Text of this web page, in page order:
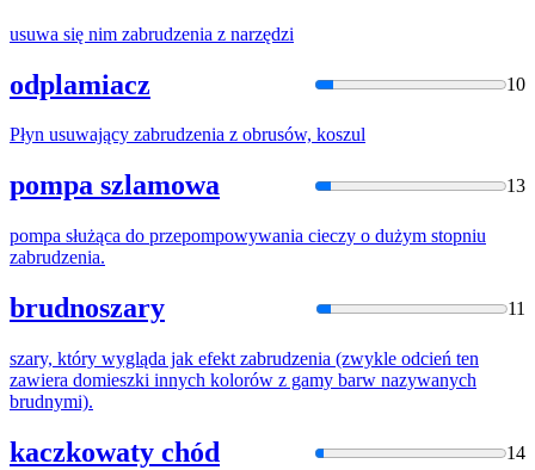
usuwa się nim zabrudzenia z narzędzi
odplamiacz 10
Płyn usuwający zabrudzenia z obrusów, koszul
pompa szlamowa 13
pompa służąca do przepompowywania cieczy o dużym stopniu
zabrudzenia.
brudnoszary 11
szary, który wygląda jak efekt zabrudzenia (zwykle odcień ten
zawiera domieszki innych kolorów z gamy barw nazywanych
brudnymi).
kaczkowaty chód 14